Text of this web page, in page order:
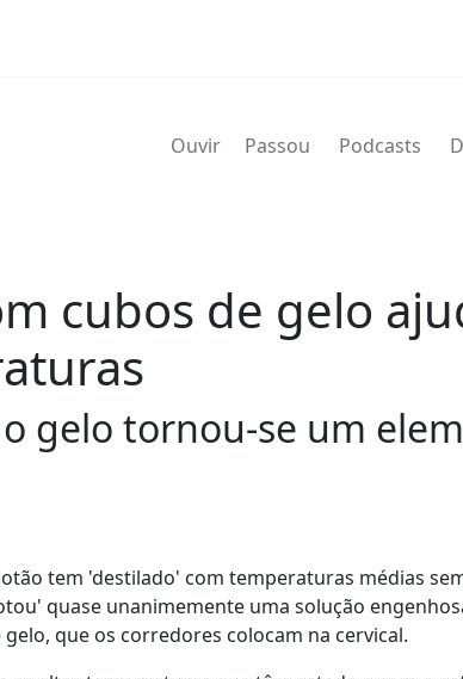
Ouvir Passou Podcasts
cubos de gelo
gelo tornou-se um
tem 'destilado' com temperaturas médias
quase unanimemente uma solução
que os corredores colocam na cervical.